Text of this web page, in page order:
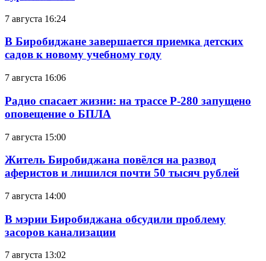
7 августа 16:24
В Биробиджане завершается приемка детских
садов к новому учебному году
7 августа 16:06
Радио спасает жизни: на трассе Р-280 запущено
оповещение о БПЛА
7 августа 15:00
Житель Биробиджана повёлся на развод
аферистов и лишился почти 50 тысяч рублей
7 августа 14:00
В мэрии Биробиджана обсудили проблему
засоров канализации
7 августа 13:02